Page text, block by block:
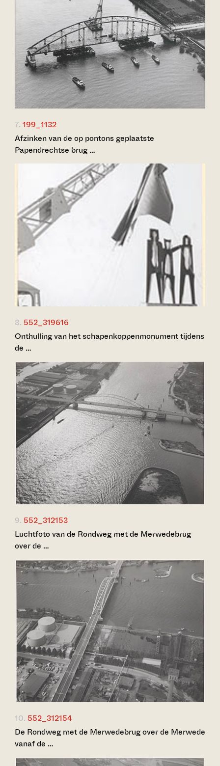
7. 199_1132
Afzinken van de op pontons geplaatste
Papendrechtse brug …
8. 552_319616
Onthulling van het schapenkoppenmonument tijdens
de …
9. 552_312153
Luchtfoto van de Rondweg met de Merwedebrug
over de …
10. 552_312154
De Rondweg met de Merwedebrug over de Merwede
vanaf de …